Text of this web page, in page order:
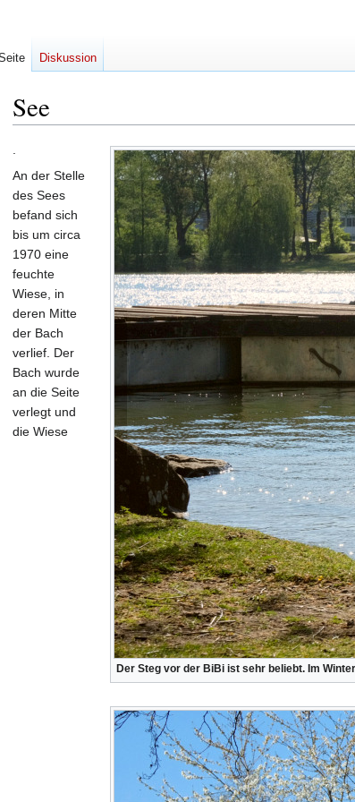
See
Navigation
springen
Suche
springen
Der Steg vor der BiBi ist sehr beliebt. Im
.
An der Stelle
des Sees
befand sich
bis um circa
1970 eine
feuchte
Wiese, in
deren Mitte
der Bach
verlief. Der
Bach wurde
an die Seite
verlegt und
die Wiese
Diskussion